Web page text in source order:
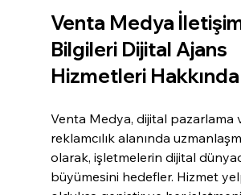
Venta Medya
Bilgileri Dijital Ajans
Hizmetleri Hakkında
Venta Medya, dijital pazarlama
reklamcılık alanında
olarak, işletmelerin dijital
büyümesini hedefler. Hizmet